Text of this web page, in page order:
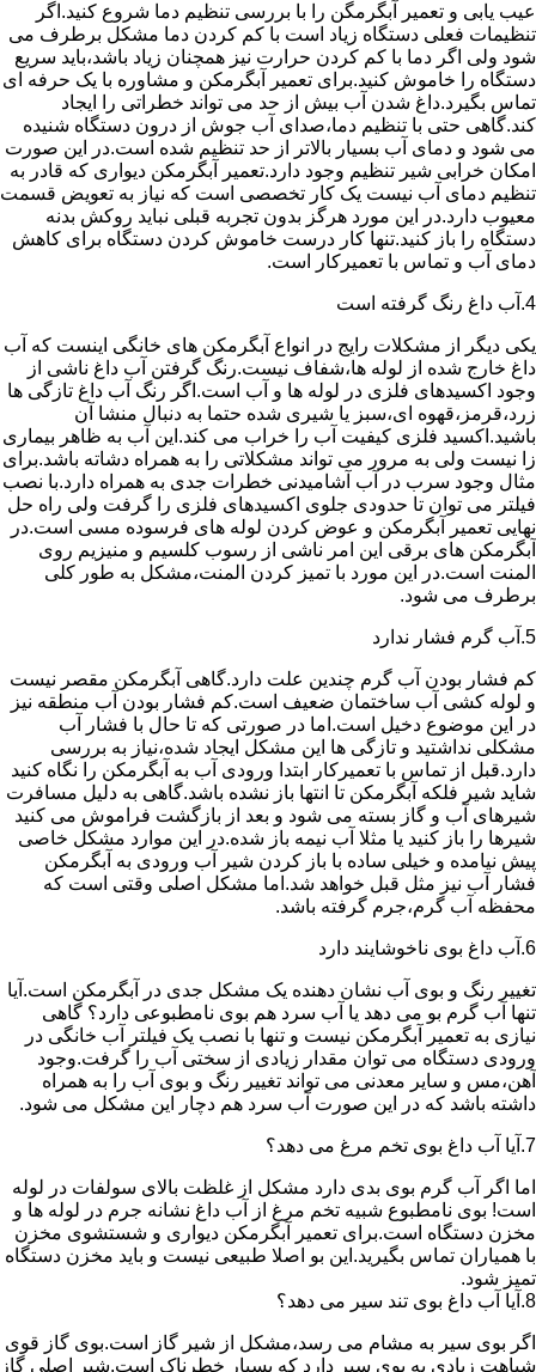
عیب یابی و تعمیر آبگرمگن را با بررسی تنظیم دما شروع کنید.اگر
تنظیمات فعلی دستگاه زیاد است با کم کردن دما مشکل برطرف می
شود ولی اگر دما با کم کردن حرارت نیز همچنان زیاد باشد،باید سریع
دستگاه را خاموش کنید.برای تعمیر آبگرمکن و مشاوره با یک حرفه ای
تماس بگیرد.داغ شدن آب بیش از حد می تواند خطراتی را ایجاد
کند.گاهی حتی با تنظیم دما،صدای آب جوش از درون دستگاه شنیده
می شود و دمای آب بسیار بالاتر از حد تنظیم شده است.در این صورت
امکان خرابی شیر تنظیم وجود دارد.تعمیر آبگرمکن دیواری که قادر به
تنظیم دمای آب نیست یک کار تخصصی است که نیاز به تعویض قسمت
معیوب دارد.در این مورد هرگز بدون تجربه قبلی نباید روکش بدنه
دستگاه را باز کنید.تنها کار درست خاموش کردن دستگاه برای کاهش
دمای آب و تماس با تعمیرکار است.
4.آب داغ رنگ گرفته است
یکی دیگر از مشکلات رایج در انواع آبگرمکن های خانگی اینست که آب
داغ خارج شده از لوله ها،شفاف نیست.رنگ گرفتن آب داغ ناشی از
وجود اکسیدهای فلزی در لوله ها و آب است.اگر رنگ آب داغ تازگی ها
زرد،قرمز،قهوه ای،سبز یا شیری شده حتما به دنبال منشا آن
باشید.اکسید فلزی کیفیت آب را خراب می کند.این آب به ظاهر بیماری
زا نیست ولی به مرور می تواند مشکلاتی را به همراه دشاته باشد.برای
مثال وجود سرب در آب آشامیدنی خطرات جدی به همراه دارد.با نصب
فیلتر می توان تا حدودی جلوی اکسیدهای فلزی را گرفت ولی راه حل
نهایی تعمیر آبگرمکن و عوض کردن لوله های فرسوده مسی است.در
آبگرمکن های برقی این امر ناشی از رسوب کلسیم و منیزیم روی
المنت است.در این مورد با تمیز کردن المنت،مشکل به طور کلی
برطرف می شود.
5.آب گرم فشار ندارد
کم فشار بودن آب گرم چندین علت دارد.گاهی آبگرمکن مقصر نیست
و لوله کشی آب ساختمان ضعیف است.کم فشار بودن آب منطقه نیز
در این موضوع دخیل است.اما در صورتی که تا حال با فشار آب
مشکلی نداشتید و تازگی ها این مشکل ایجاد شده،نیاز به بررسی
دارد.قبل از تماس با تعمیرکار ابتدا ورودی آب به آبگرمکن را نگاه کنید
شاید شیر فلکه آبگرمکن تا انتها باز نشده باشد.گاهی به دلیل مسافرت
شیرهای آب و گاز بسته می شود و بعد از بازگشت فراموش می کنید
شیرها را باز کنید یا مثلا آب نیمه باز شده.در این موارد مشکل خاصی
پیش نیامده و خیلی ساده با باز کردن شیر آب ورودی به آبگرمکن
فشار آب نیز مثل قبل خواهد شد.اما مشکل اصلی وقتی است که
محفظه آب گرم،جرم گرفته باشد.
6.آب داغ بوی ناخوشایند دارد
تغییر رنگ و بوی آب نشان دهنده یک مشکل جدی در آبگرمکن است.آیا
تنها آب گرم بو می دهد یا آب سرد هم بوی نامطبوعی دارد؟ گاهی
نیازی به تعمیر آبگرمکن نیست و تنها با نصب یک فیلتر آب خانگی در
ورودی دستگاه می توان مقدار زیادی از سختی آب را گرفت.وجود
آهن،مس و سایر معدنی می تواند تغییر رنگ و بوی آب را به همراه
داشته باشد که در این صورت آب سرد هم دچار این مشکل می شود.
7.آیا آب داغ بوی تخم مرغ می دهد؟
اما اگر آب گرم بوی بدی دارد مشکل از غلظت بالای سولفات در لوله
است! بوی نامطبوع شبیه تخم مرغ از آب داغ نشانه جرم در لوله ها و
مخزن دستگاه است.برای تعمیر آبگرمکن دیواری و شستشوی مخزن
با همیاران تماس بگیرید.این بو اصلا طبیعی نیست و باید مخزن دستگاه
تمیز شود.
8.آیا آب داغ بوی تند سیر می دهد؟
اگر بوی سیر به مشام می رسد،مشکل از شیر گاز است.بوی گاز قوی
شباهت زیادی به بوی سیر دارد که بسیار خطرناک است.شیر اصلی گاز